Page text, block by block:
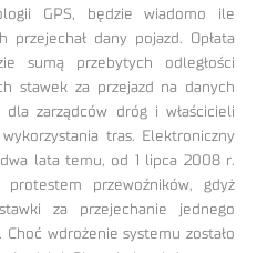
GPS, będzie wiadomo ile
dany pojazd. Opłata
sumą przebytych odległości
stawek za przejazd na danych
zarządców dróg i właścicieli
tras. Elektroniczny
dwa lata temu, od 1 lipca 2008 r.
przewoźników, gdyż
za przejechanie jednego
wdrożenie systemu zostało